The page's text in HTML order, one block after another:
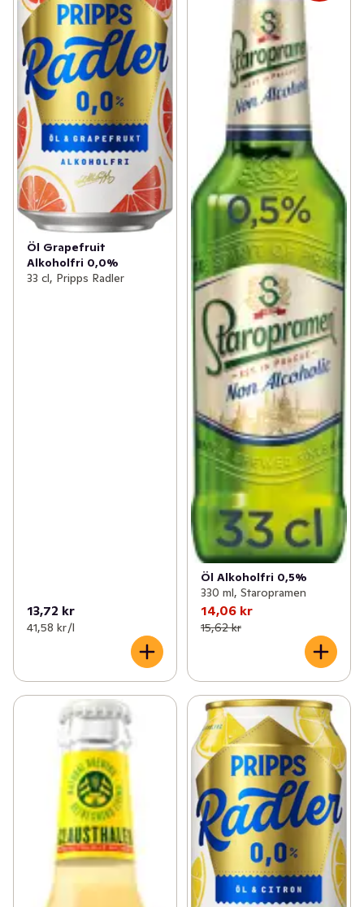
Öl Grapefruit
Alkoholfri 0,0%
33 cl, Pripps Radler
13,72 kr
41,58 kr /l
Öl Alkoholfri 0,5%
330 ml, Staropramen
14,06 kr
15,62 kr